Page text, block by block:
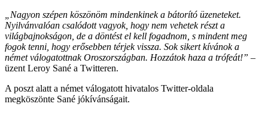
„Nagyon szépen köszönöm mindenkinek a bátorító üzeneteket.
Nyilvánvalóan csalódott vagyok, hogy nem vehetek részt a
világbajnokságon, de a döntést el kell fogadnom, s mindent meg
fogok tenni, hogy erősebben térjek vissza. Sok sikert kívánok a
német válogatottnak Oroszországban. Hozzátok haza a trófeát!” –
üzent Leroy Sané a Twitteren.
A poszt alatt a német válogatott hivatalos Twitter-oldala
megköszönte Sané jókívánságait.